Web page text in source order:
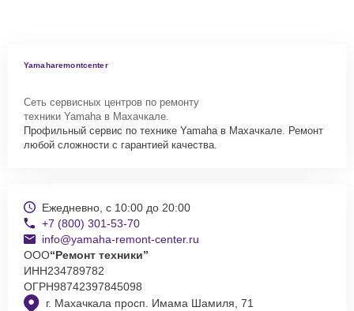
Yamaharemontcenter
Сеть сервисных центров по ремонту
техники Yamaha в Махачкале.
Профильный сервис по технике Yamaha в Махачкале. Ремонт
любой сложности с гарантией качества.
г. Махачкала просп. Имама Шамиля, 71
Ежедневно, с 10:00 до 20:00
+7 (800) 301-53-70
info@yamaha-remont-center.ru
ООО“Ремонт техники”
ИНН234789782
ОГРН98742397845098